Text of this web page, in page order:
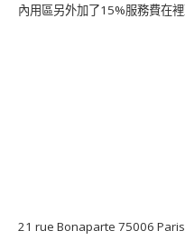
內用區另外加了15%服務費在裡
21 rue Bonaparte 75006 Paris